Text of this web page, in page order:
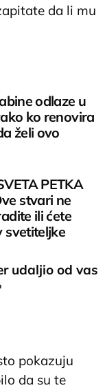
da li mu
odlaze u
ko renovira
želi ovo
PETKA
stvari ne
ili ćete
svetiteljke
udaljio od vas
pokazuju
da su te